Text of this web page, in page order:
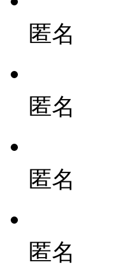
匿名
匿名
匿名
匿名